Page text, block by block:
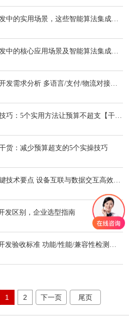
人工智能在软件开发中的实用场景，这些智能算法集成案例一看就懂
人工智能在软件开发中的核心应用场景及智能算法集成实战案例
2026跨境电商软件开发需求分析 多语言/支付/物流对接核心方案
软件开发成本控制技巧：5个实用方法让预算不超支【干货】
货：减少预算超支的5个实操技巧
物联网软件开发关键技术要点 设备互联与数据交互高效实现方案
发区别，企业选型指南
2025实用APP软件开发验收标准 功能/性能/兼容性检测清单
1 2 下一页 尾页